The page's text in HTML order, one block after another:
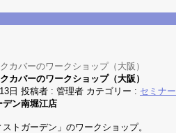
バーのワークショップ（大阪）
バーのワークショップ（大阪）
日 投稿者 : 管理者 カテゴリー : セミナー
デン南堀江店
トガーデン」のワークショップ。